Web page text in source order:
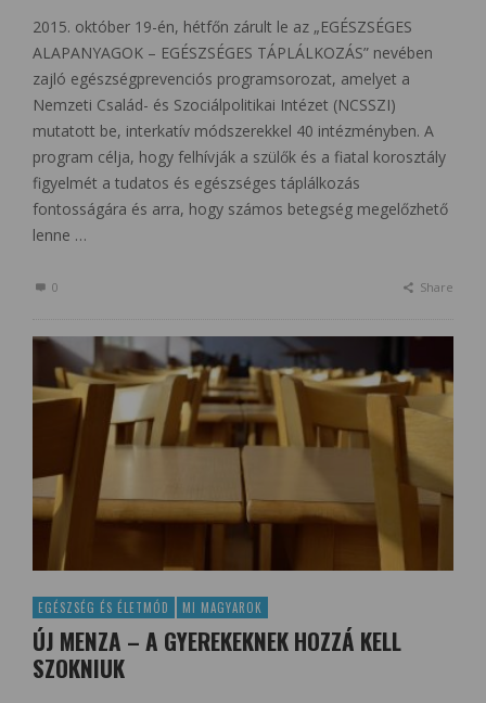
2015. október 19-én, hétfőn zárult le az „EGÉSZSÉGES
ALAPANYAGOK – EGÉSZSÉGES TÁPLÁLKOZÁS” nevében
zajló egészségprevenciós programsorozat, amelyet a
Nemzeti Család- és Szociálpolitikai Intézet (NCSSZI)
mutatott be, interkatív módszerekkel 40 intézményben. A
program célja, hogy felhívják a szülők és a fiatal korosztály
figyelmét a tudatos és egészséges táplálkozás
fontosságára és arra, hogy számos betegség megelőzhető
lenne …
0 Share
EGÉSZSÉG ÉS ÉLETMÓD MI MAGYAROK
ÚJ MENZA – A GYEREKEKNEK HOZZÁ KELL
SZOKNIUK